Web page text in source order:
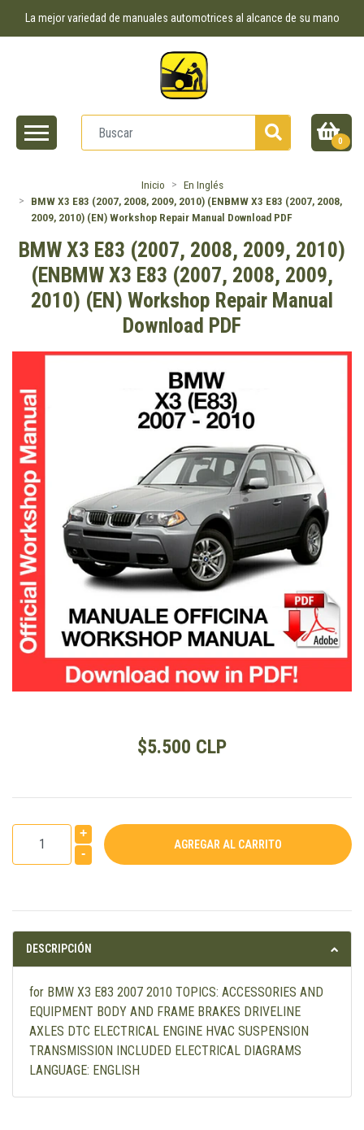
La mejor variedad de manuales automotrices al alcance de su mano
0
Inicio
En Inglés
BMW X3 E83 (2007, 2008, 2009, 2010) (ENBMW X3 E83 (2007, 2008,
2009, 2010) (EN) Workshop Repair Manual Download PDF
BMW X3 E83 (2007, 2008, 2009, 2010)
(ENBMW X3 E83 (2007, 2008, 2009,
2010) (EN) Workshop Repair Manual
Download PDF
$5.500 CLP
+
-
DESCRIPCIÓN
for BMW X3 E83 2007 2010 TOPICS: ACCESSORIES AND
EQUIPMENT BODY AND FRAME BRAKES DRIVELINE
AXLES DTC ELECTRICAL ENGINE HVAC SUSPENSION
TRANSMISSION INCLUDED ELECTRICAL DIAGRAMS
LANGUAGE: ENGLISH